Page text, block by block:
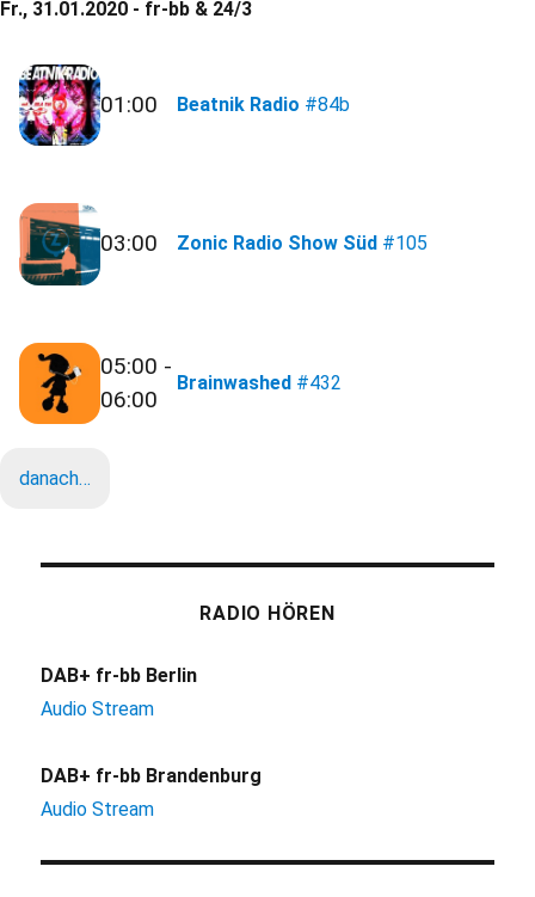
Fr., 31.01.2020 - fr-bb & 24/3
01:00 Beatnik Radio #84b
03:00 Zonic Radio Show Süd #105
05:00 -
06:00
Brainwashed #432
danach…
RADIO HÖREN
DAB+ fr-bb Berlin
Audio Stream
DAB+ fr-bb Brandenburg
Audio Stream